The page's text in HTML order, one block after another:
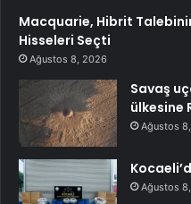
Macquarie, Hibrit Talebinin
Hisseleri Seçti
Ağustos 8, 2026
Savaş
ülkesine
Ağustos
Ağustos